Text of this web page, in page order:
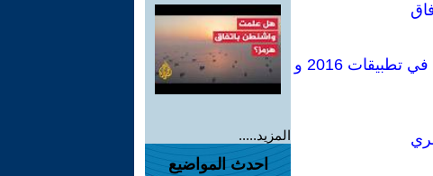
الإشكالات التكوينية في برامج صندوق النقد المصرية.. قراءة اقتصادية كلية في تطبيقات 2016 و
المزيد.....
احدث المواضيع